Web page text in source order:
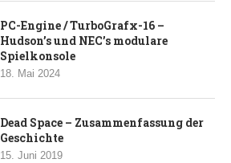
PC-Engine / TurboGrafx-16 –
Hudson’s und NEC’s modulare
Spielkonsole
18. Mai 2024
Dead Space – Zusammenfassung der
Geschichte
15. Juni 2019